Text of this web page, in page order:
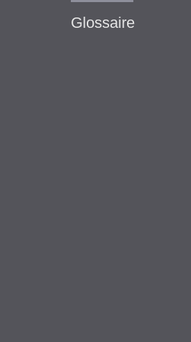
Glossaire